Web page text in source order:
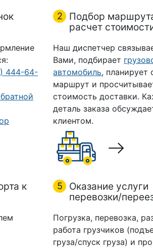
444-64-
2
Подбор
расчет
Наш диспетчер
Вами, подбирает
автомобиль, планирует
маршрут и
стоимость доставки.
деталь заказа
клиентом.
к
5
Оказание услуги
перевозки/
Погрузка, перевозка,
работа грузчиков
груза/спуск груза) и